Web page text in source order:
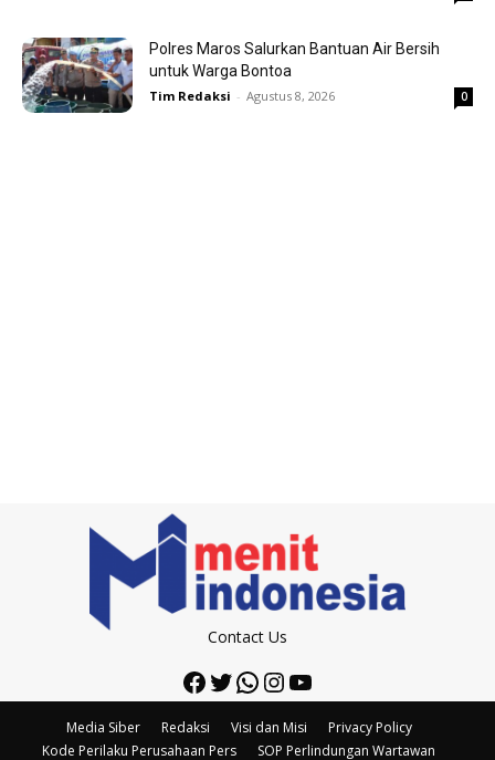
Polres Maros Salurkan Bantuan Air Bersih
untuk Warga Bontoa
Tim Redaksi - Agustus 8, 2026 0
Contact Us
Facebook
Twitter
WhatsApp
Instagram
YouTube
Media Siber Redaksi Visi dan Misi
Privacy Policy
Kode Perilaku Perusahaan Pers
SOP Perlindungan Wartawan